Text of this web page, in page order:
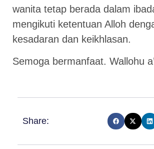
wanita tetap berada dalam
mengikuti ketentuan Alloh
kesadaran dan keikhlasan.
Semoga bermanfaat. Wallohu
Share: